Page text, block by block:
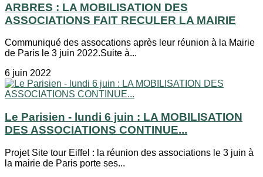
ARBRES : LA MOBILISATION DES
ASSOCIATIONS FAIT RECULER LA MAIRIE
Communiqué des assocations après leur réunion à la Mairie
de Paris le 3 juin 2022.Suite à...
6 juin 2022
Le Parisien - lundi 6 juin : LA MOBILISATION
DES ASSOCIATIONS CONTINUE...
Projet Site tour Eiffel : la réunion des associations le 3 juin à
la mairie de Paris porte ses...